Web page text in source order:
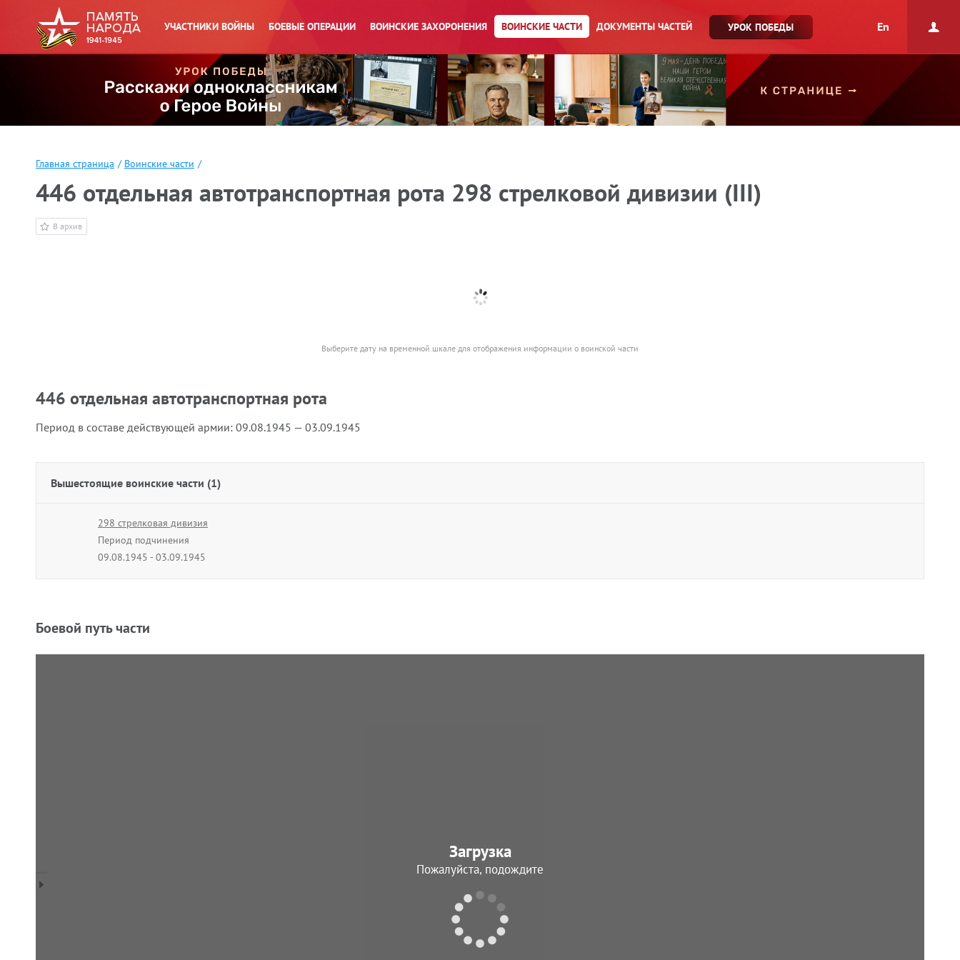
УЧАСТНИКИ ВОЙНЫ БОЕВЫЕ ОПЕРАЦИИ ВОИНСКИЕ ЗАХОРОНЕНИЯ ВОИНСКИЕ ЧАСТИ ДОКУМЕНТЫ ЧАСТЕЙ УРОК ПОБЕДЫ En
Главная страница / Воинские части /
446 отдельная автотранспортная рота 298 стрелковой дивизии (III)
В архив
Выберите дату на временной шкале для отображения информации о воинской части
446 отдельная автотранспортная рота
Период в составе действующей армии: 09.08.1945 — 03.09.1945
Вышестоящие воинские части (1)
298 стрелковая дивизия
Период подчинения
09.08.1945 - 03.09.1945
Боевой путь части
Загрузка
Пожалуйста, подождите